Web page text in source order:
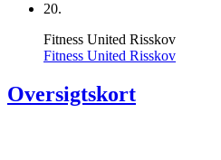
20.
Fitness United Risskov
Fitness United Risskov
Oversigtskort